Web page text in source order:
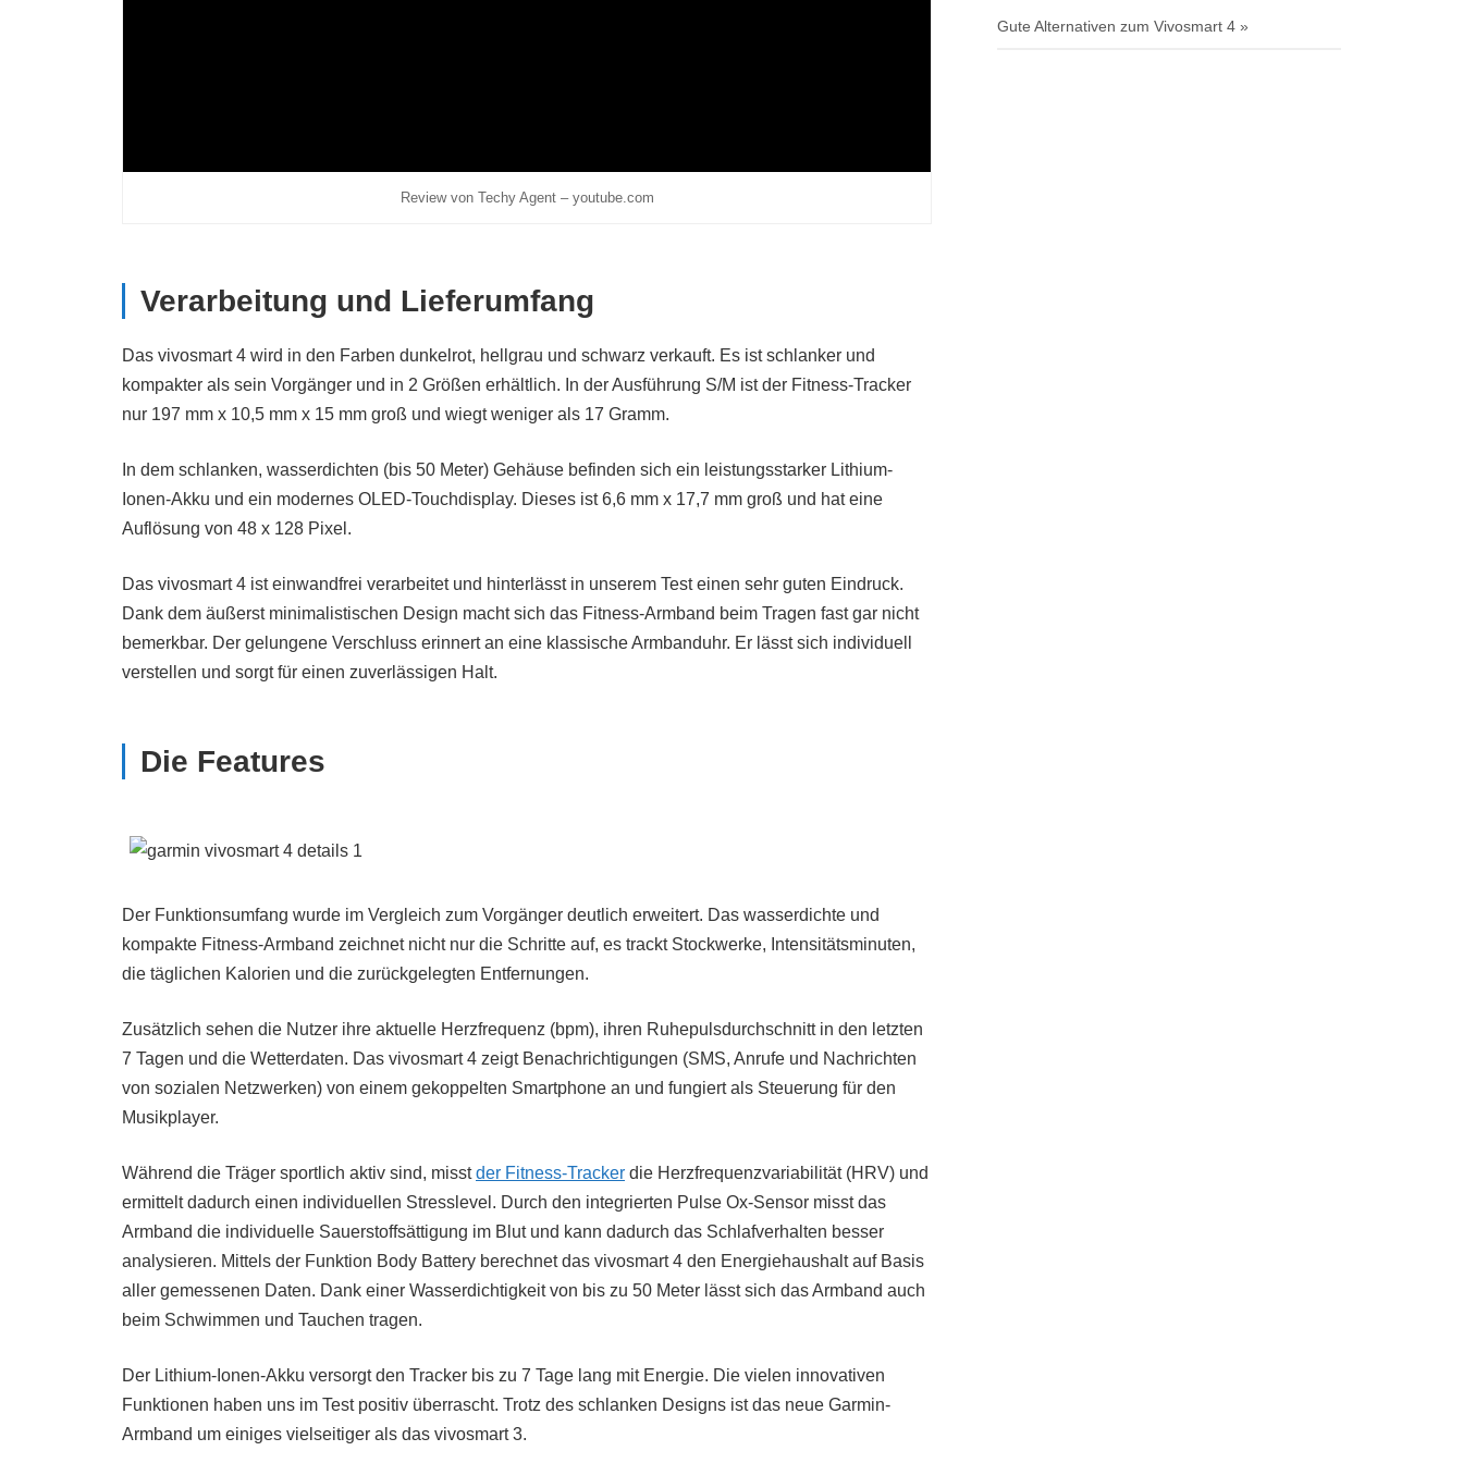
Review von Techy Agent – youtube.com
Verarbeitung und Lieferumfang
Das vivosmart 4 wird in den Farben dunkelrot, hellgrau und schwarz verkauft. Es ist schlanker und
kompakter als sein Vorgänger und in 2 Größen erhältlich. In der Ausführung S/M ist der Fitness-Tracker
nur 197 mm x 10,5 mm x 15 mm groß und wiegt weniger als 17 Gramm.
In dem schlanken, wasserdichten (bis 50 Meter) Gehäuse befinden sich ein leistungsstarker Lithium-
Ionen-Akku und ein modernes OLED-Touchdisplay. Dieses ist 6,6 mm x 17,7 mm groß und hat eine
Auflösung von 48 x 128 Pixel.
Das vivosmart 4 ist einwandfrei verarbeitet und hinterlässt in unserem Test einen sehr guten Eindruck.
Dank dem äußerst minimalistischen Design macht sich das Fitness-Armband beim Tragen fast gar nicht
bemerkbar. Der gelungene Verschluss erinnert an eine klassische Armbanduhr. Er lässt sich individuell
verstellen und sorgt für einen zuverlässigen Halt.
Die Features
Der Funktionsumfang wurde im Vergleich zum Vorgänger deutlich erweitert. Das wasserdichte und
kompakte Fitness-Armband zeichnet nicht nur die Schritte auf, es trackt Stockwerke, Intensitätsminuten,
die täglichen Kalorien und die zurückgelegten Entfernungen.
Zusätzlich sehen die Nutzer ihre aktuelle Herzfrequenz (bpm), ihren Ruhepulsdurchschnitt in den letzten
7 Tagen und die Wetterdaten. Das vivosmart 4 zeigt Benachrichtigungen (SMS, Anrufe und Nachrichten
von sozialen Netzwerken) von einem gekoppelten Smartphone an und fungiert als Steuerung für den
Musikplayer.
Während die Träger sportlich aktiv sind, misstder Fitness-Tracker die Herzfrequenzvariabilität (HRV) und
ermittelt dadurch einen individuellen Stresslevel. Durch den integrierten Pulse Ox-Sensor misst das
Armband die individuelle Sauerstoffsättigung im Blut und kann dadurch das Schlafverhalten besser
analysieren. Mittels der Funktion Body Battery berechnet das vivosmart 4 den Energiehaushalt auf Basis
aller gemessenen Daten. Dank einer Wasserdichtigkeit von bis zu 50 Meter lässt sich das Armband auch
beim Schwimmen und Tauchen tragen.
Der Lithium-Ionen-Akku versorgt den Tracker bis zu 7 Tage lang mit Energie. Die vielen innovativen
Funktionen haben uns im Test positiv überrascht. Trotz des schlanken Designs ist das neue Garmin-
Armband um einiges vielseitiger als das vivosmart 3.
Gute Alternativen zum Vivosmart 4